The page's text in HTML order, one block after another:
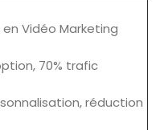
en Vidéo Marketing
70% trafic
réduction